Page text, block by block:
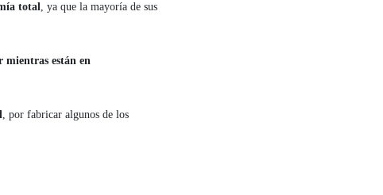
total, ya que la mayoría de sus
mientras están en
, por fabricar algunos de los